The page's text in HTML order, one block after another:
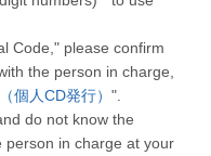
Code," please confirm
the person in charge,
個人CD発行） ".
do not know the
person in charge at your